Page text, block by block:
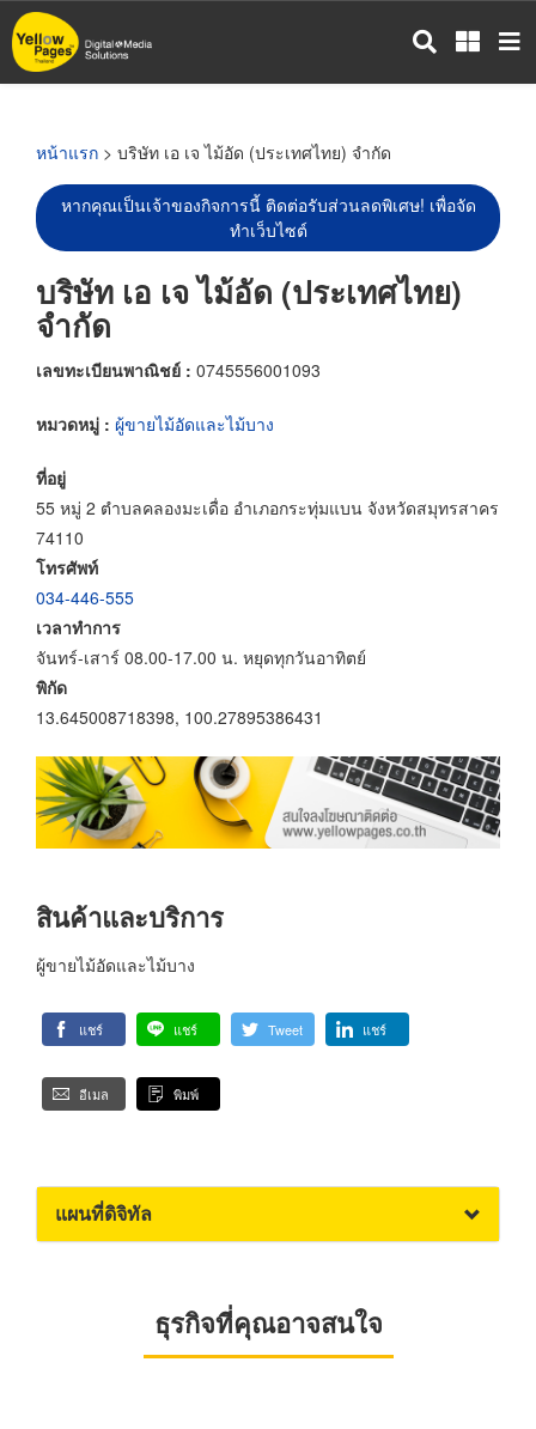
ข้าม
ไป
หน้าแรก > บริษัท เอ เจ ไม้อัด (ประเทศไทย) จำกัด
หากคุณเป็นเจ้าของกิจการนี้ ติดต่อรับส่วนลดพิเศษ! เพื่อจัด
ทำเว็บไซต์
บริษัท เอ เจ ไม้อัด (ประเทศไทย)
จำกัด
เลขทะเบียนพาณิชย์ : 0745556001093
หมวดหมู่ : ผู้ขายไม้อัดและไม้บาง
ที่อยู่
55 หมู่ 2 ตำบลคลองมะเดื่อ อำเภอกระทุ่มแบน จังหวัดสมุทรสาคร
74110
โทรศัพท์
034-446-555
เวลาทำการ
จันทร์-เสาร์ 08.00-17.00 น. หยุดทุกวันอาทิตย์
พิกัด
13.645008718398, 100.27895386431
สินค้าและบริการ
ผู้ขายไม้อัดและไม้บาง
แชร์ แชร์ Tweet แชร์
อีเมล พิมพ์
แผนที่ดิจิทัล
ธุรกิจที่คุณอาจสนใจ